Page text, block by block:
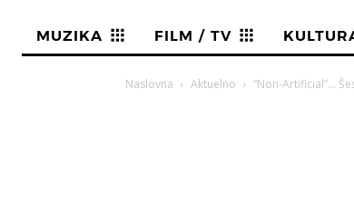
MUZIKA FILM / TV
Naslovna Aktuelno “Non-Artificial”…